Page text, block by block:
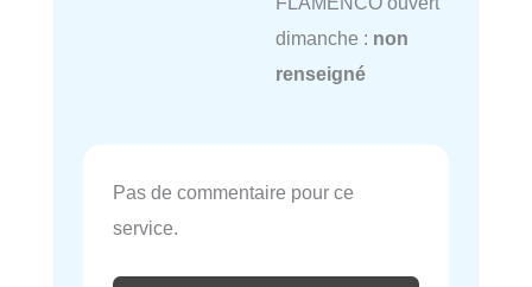
dimanche : non
renseigné
Pas de commentaire pour ce
service.